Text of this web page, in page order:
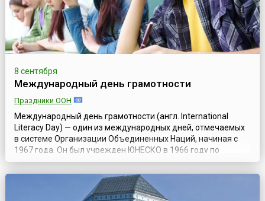
8 сентября
Международный день грамотности
Праздники ООН
Международный день грамотности (англ. International
Literacy Day) — один из международных дней, отмечаемых
в системе Организации Объединенных Наций, начиная с
1967 года. Он был учрежден ЮНЕСКО в 1966 году по
рекомендации «Всемирной конференции министров
образования по ликвидации неграмотности»,
состоявшейся в Тегеране в сентябре 1965 года, с целью
напомнить о важности грамотности в жизни людей...